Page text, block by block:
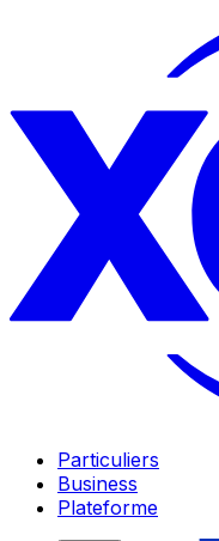
Particuliers
Business
Plateforme